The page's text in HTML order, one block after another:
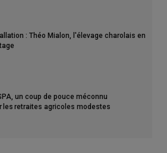
: Théo Mialon, l'élevage charolais en
un coup de pouce méconnu
les retraites agricoles modestes